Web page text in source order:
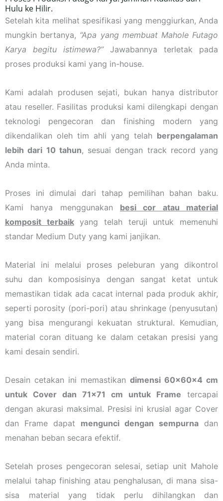
Hulu ke Hilir.
Setelah kita melihat spesifikasi yang menggiurkan, Anda
mungkin bertanya, “Apa yang membuat Mahole Futago
Karya begitu istimewa?”Jawabannya terletak pada
proses produksi kami yang in-house.
Kami adalah produsen sejati, bukan hanya distributor
atau reseller. Fasilitas produksi kami dilengkapi dengan
teknologi pengecoran dan finishing modern yang
dikendalikan oleh tim ahli yang telah berpengalaman
lebih dari 10 tahun, sesuai dengan track record yang
Anda minta.
Proses ini dimulai dari tahap pemilihan bahan baku.
Kami hanya menggunakan besi cor atau material
komposit terbaikyang telah teruji untuk memenuhi
standar Medium Duty yang kami janjikan.
Material ini melalui proses peleburan yang dikontrol
suhu dan komposisinya dengan sangat ketat untuk
memastikan tidak ada cacat internal pada produk akhir,
seperti porosity (pori-pori) atau shrinkage (penyusutan)
yang bisa mengurangi kekuatan struktural. Kemudian,
material coran dituang ke dalam cetakan presisi yang
kami desain sendiri.
Desain cetakan ini memastikan dimensi 60x60x4 cm
untuk Cover dan 71×71 cm untuk Frame tercapai
dengan akurasi maksimal. Presisi ini krusial agar Cover
dan Frame dapat mengunci dengan sempurna dan
menahan beban secara efektif.
Setelah proses pengecoran selesai, setiap unit Mahole
melalui tahap finishing atau penghalusan, di mana sisa-
sisa material yang tidak perlu dihilangkan dan